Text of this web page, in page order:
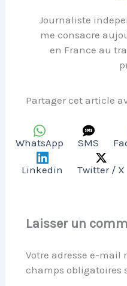
Journaliste
me consacre
en France au
Partager cet article
WhatsApp SMS
Linkedin Twitter / X
Laisser un
Votre adresse e-mail
champs obligatoires